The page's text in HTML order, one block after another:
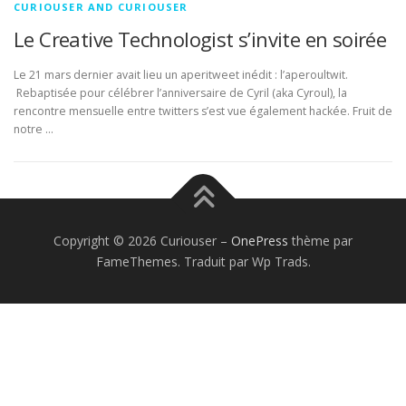
CURIOUSER AND CURIOUSER
Le Creative Technologist s’invite en soirée
Le 21 mars dernier avait lieu un aperitweet inédit : l’aperoultwit.
Rebaptisée pour célébrer l’anniversaire de Cyril (aka Cyroul), la
rencontre mensuelle entre twitters s’est vue également hackée. Fruit de
notre …
Copyright © 2026 Curiouser – OnePress thème par
FameThemes. Traduit par Wp Trads.